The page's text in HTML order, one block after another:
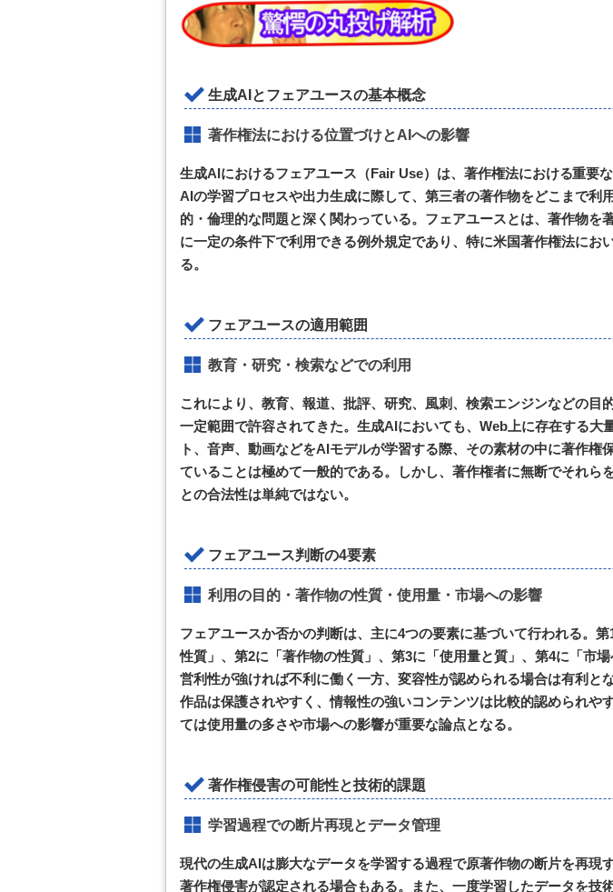
生成AIとフェアユースの基本概念
著作権法における位置づけとAIへの影響
生成AIにおけるフェアユース（Fair Use）は、著作権法における重要
AIの学習プロセスや出力生成に際して、第三者の著作物をどこまで利
的・倫理的な問題と深く関わっている。フェアユースとは、著作物を
に一定の条件下で利用できる例外規定であり、特に米国著作権法にお
る。
フェアユースの適用範囲
教育・研究・検索などでの利用
これにより、教育、報道、批評、研究、風刺、検索エンジンなどの目
一定範囲で許容されてきた。生成AIにおいても、Web上に存在する大
ト、音声、動画などをAIモデルが学習する際、その素材の中に著作権
ていることは極めて一般的である。しかし、著作権者に無断でそれら
との合法性は単純ではない。
フェアユース判断の4要素
利用の目的・著作物の性質・使用量・市場への影響
フェアユースか否かの判断は、主に4つの要素に基づいて行われる。第
性質」、第2に「著作物の性質」、第3に「使用量と質」、第4に「市場
営利性が強ければ不利に働く一方、変容性が認められる場合は有利と
作品は保護されやすく、情報性の強いコンテンツは比較的認められや
ては使用量の多さや市場への影響が重要な論点となる。
著作権侵害の可能性と技術的課題
学習過程での断片再現とデータ管理
現代の生成AIは膨大なデータを学習する過程で原著作物の断片を再現
著作権侵害が認定される場合もある。また、一度学習したデータを技